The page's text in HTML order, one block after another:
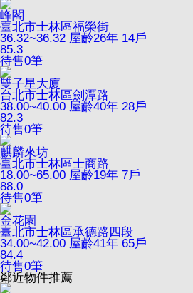
峰閣
臺北市士林區福榮街
36.32~36.32 屋齡26年 14戶
85.3
待售0筆
雙子星大廈
台北市士林區劍潭路
38.00~40.00 屋齡40年 28戶
82.3
待售0筆
麒麟來坊
臺北市士林區士商路
18.00~65.00 屋齡19年 7戶
88.0
待售0筆
金花園
臺北市士林區承德路四段
34.00~42.00 屋齡41年 65戶
84.4
待售0筆
鄰近物件推薦